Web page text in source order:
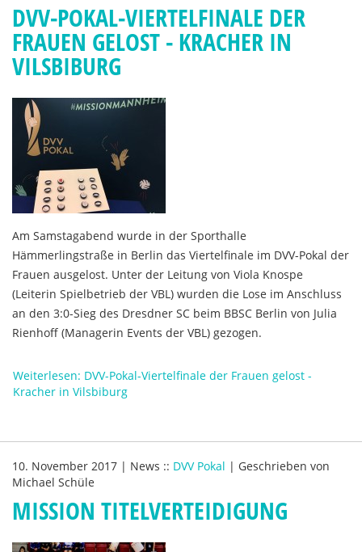
DVV-POKAL-VIERTELFINALE DER
FRAUEN GELOST - KRACHER IN
VILSBIBURG
Am Samstagabend wurde in der Sporthalle
Hämmerlingstraße in Berlin das Viertelfinale im DVV-Pokal der
Frauen ausgelost. Unter der Leitung von Viola Knospe
(Leiterin Spielbetrieb der VBL) wurden die Lose im Anschluss
an den 3:0-Sieg des Dresdner SC beim BBSC Berlin von Julia
Rienhoff (Managerin Events der VBL) gezogen.
Weiterlesen: DVV-Pokal-Viertelfinale der Frauen gelost -
Kracher in Vilsbiburg
10. November 2017 | News :: DVV Pokal | Geschrieben von
Michael Schüle
MISSION TITELVERTEIDIGUNG